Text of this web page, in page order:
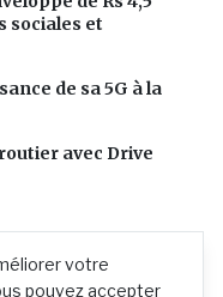
votre
pouvez accepter
sociales et
de sa 5G à la
avec Drive